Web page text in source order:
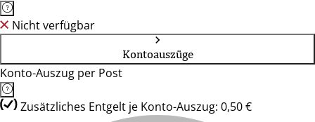
Nicht verfügbar
Kontoauszüge
Konto-Auszug per Post
Zusätzliches Entgelt je Konto-Auszug: 0,50 €